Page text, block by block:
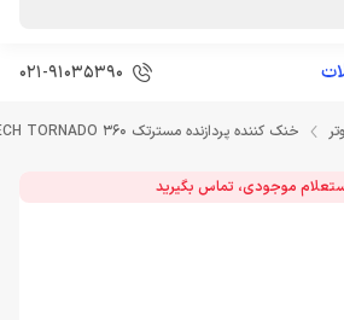
021-91035390
خنک کننده پردازنده مسترتک MASTER TECH TORNADO 360
موجودی، تماس بگیرید